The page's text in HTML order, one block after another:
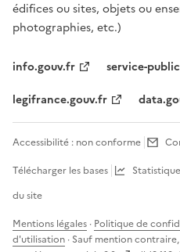
édifices ou sites, objets ou
photographies, etc.)
info.gouv.fr
service-
legifrance.gouv.fr
Accessibilité : non conforme
Télécharger les bases
du site
Mentions légales · Politique de
d'utilisation · Sauf mention